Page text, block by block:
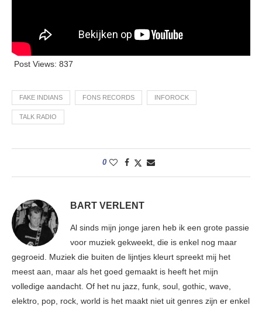
Post Views: 837
FAKE INDIANS FONS RECORDS INFOROCK
TALK RADIO
0
BART VERLENT
Al sinds mijn jonge jaren heb ik een grote passie
voor muziek gekweekt, die is enkel nog maar
gegroeid. Muziek die buiten de lijntjes kleurt spreekt mij het
meest aan, maar als het goed gemaakt is heeft het mijn
volledige aandacht. Of het nu jazz, funk, soul, gothic, wave,
elektro, pop, rock, world is het maakt niet uit genres zijn er enkel